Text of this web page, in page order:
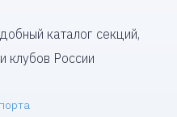
каталог секций,
клубов России